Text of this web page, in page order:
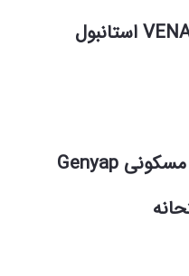
رزیدانس مسکونی Genyap